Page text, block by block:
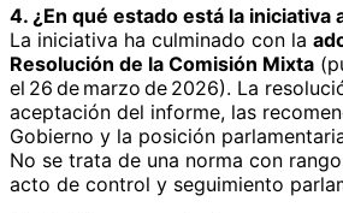
4. ¿En qué estado está la iniciativa
La iniciativa ha culminado con la
Resolución de la Comisión Mixta
el 26 de marzo de 2026). La
aceptación del informe, las
Gobierno y la posición
No se trata de una norma con
acto de control y seguimiento